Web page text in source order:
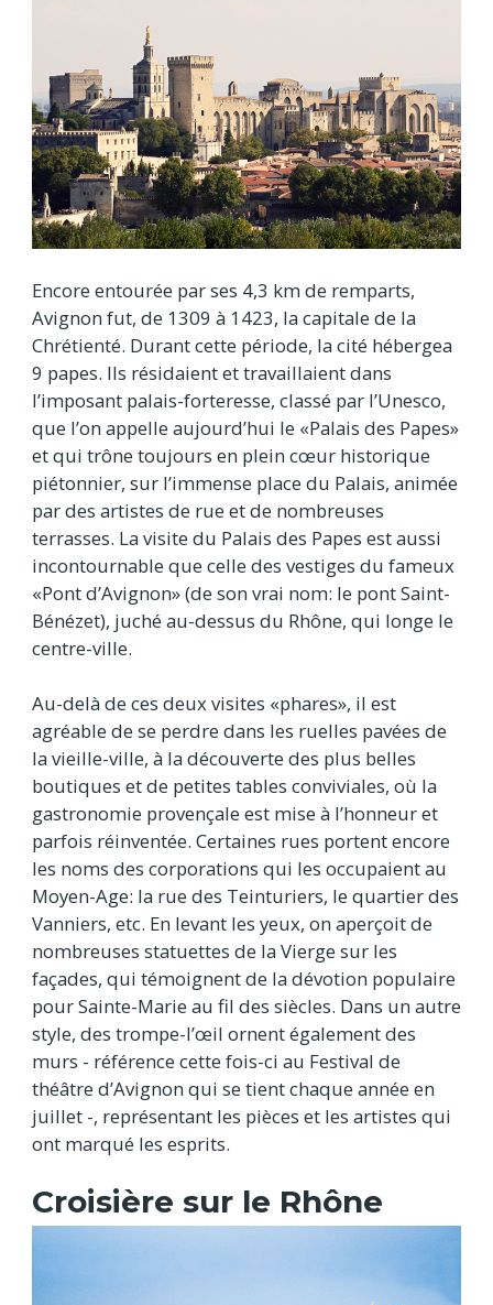
Encore entourée par ses 4,3 km de remparts,
Avignon fut, de 1309 à 1423, la capitale de la
Chrétienté. Durant cette période, la cité hébergea
9 papes. Ils résidaient et travaillaient dans
l’imposant palais-forteresse, classé par l’Unesco,
que l’on appelle aujourd’hui le «Palais des Papes»
et qui trône toujours en plein cœur historique
piétonnier, sur l’immense place du Palais, animée
par des artistes de rue et de nombreuses
terrasses. La visite du Palais des Papes est aussi
incontournable que celle des vestiges du fameux
«Pont d’Avignon» (de son vrai nom: le pont Saint-
Bénézet), juché au-dessus du Rhône, qui longe le
centre-ville.
Au-delà de ces deux visites «phares», il est
agréable de se perdre dans les ruelles pavées de
la vieille-ville, à la découverte des plus belles
boutiques et de petites tables conviviales, où la
gastronomie provençale est mise à l’honneur et
parfois réinventée. Certaines rues portent encore
les noms des corporations qui les occupaient au
Moyen-Age: la rue des Teinturiers, le quartier des
Vanniers, etc. En levant les yeux, on aperçoit de
nombreuses statuettes de la Vierge sur les
façades, qui témoignent de la dévotion populaire
pour Sainte-Marie au fil des siècles. Dans un autre
style, des trompe-l’œil ornent également des
murs - référence cette fois-ci au Festival de
théâtre d’Avignon qui se tient chaque année en
juillet -, représentant les pièces et les artistes qui
ont marqué les esprits.
Croisière sur le Rhône